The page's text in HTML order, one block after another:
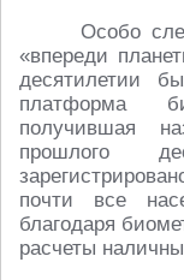
Особо
«впереди
десятилетии
платформа
получившая
прошлого
почти все
благодаря
расчеты